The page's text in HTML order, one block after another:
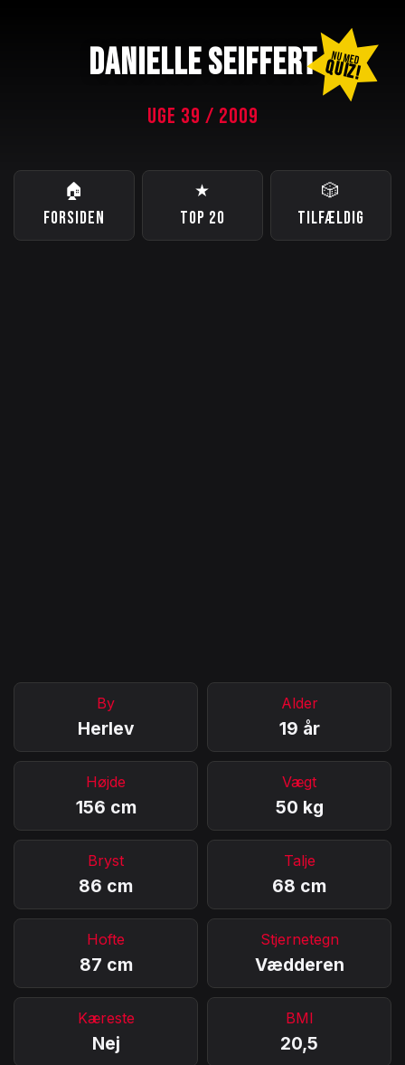
DANIELLE SEIFFERT NU MED
QUIZ!
UGE 39 / 2009
🏠
FORSIDEN
★
TOP 20
🎲
TILFÆLDIG
By
Herlev
Alder
19 år
Højde
156 cm
Vægt
50 kg
Bryst
86 cm
Talje
68 cm
Hofte
87 cm
Stjernetegn
Vædderen
Kæreste
Nej
BMI
20,5